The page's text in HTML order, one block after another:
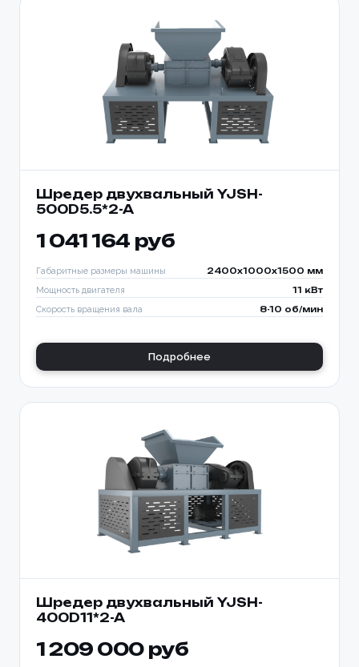
Шредер двухвальный YJSH-
500D5.5*2-A
1 041 164 руб
Габаритные размеры машины 2400x1000x1500 мм
Мощность двигателя 11 кВт
Скорость вращения вала 8-10 об/мин
Подробнее
Шредер двухвальный YJSH-
400D11*2-A
1 209 000 руб